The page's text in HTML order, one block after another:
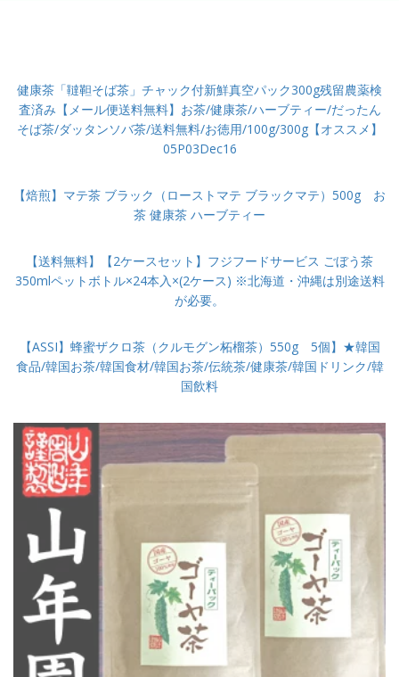
健康茶「韃靼そば茶」チャック付新鮮真空パック300g残留農薬検
査済み【メール便送料無料】お茶/健康茶/ハーブティー/だったん
そば茶/ダッタンソバ茶/送料無料/お徳用/100g/300g【オススメ】
05P03Dec16
【焙煎】マテ茶 ブラック（ローストマテ ブラックマテ）500g お
茶 健康茶 ハーブティー
【送料無料】【2ケースセット】フジフードサービス ごぼう茶
350mlペットボトル×24本入×(2ケース) ※北海道・沖縄は別途送料
が必要。
【ASSI】蜂蜜ザクロ茶（クルモグン柘榴茶）550g 5個】★韓国
食品/韓国お茶/韓国食材/韓国お茶/伝統茶/健康茶/韓国ドリンク/韓
国飲料